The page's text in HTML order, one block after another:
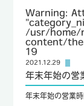
Warning:
/usr/home/
content/
19
2021.12.29
年末年始の営
年末年始の営業時